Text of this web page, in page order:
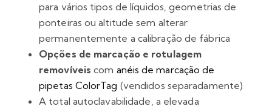
para vários tipos de líquidos, geometrias de
ponteiras ou altitude sem alterar
permanentemente a calibração de fábrica
Opções de marcação e rotulagem
removíveis com anéis de marcação de
pipetas ColorTag (vendidos separadamente)
A total autoclavabilidade, a elevada